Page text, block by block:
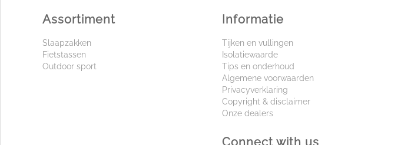
Assortiment
Slaapzakken
Fietstassen
Outdoor sport
Informatie
Tijken en vullingen
Isolatiewaarde
Tips en onderhoud
Algemene voorwaarden
Privacyverklaring
Copyright & disclaimer
Onze dealers
Connect with us